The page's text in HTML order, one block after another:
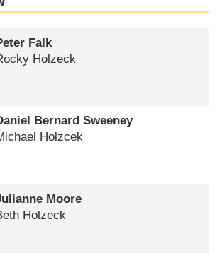
Falk
Holzeck
Bernard Sweeney
Holzcek
Moore
Holzeck